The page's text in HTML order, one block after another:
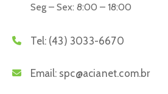
Seg – Sex: 8:00 – 18:00
Tel: (43) 3033-6670
Email: spc@acianet.com.br